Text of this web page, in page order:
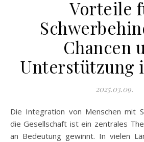
Vorteile
Chancen
Unterstützung
2025.03.09.
Die Integration von Menschen mit Schwerbehinderung in
die Gesellschaft ist ein zentrales
an Bedeutung gewinnt. In vielen